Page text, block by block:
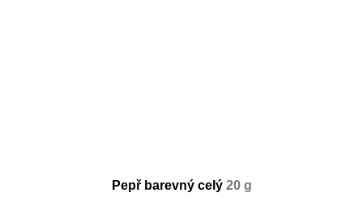
Pepř barevný celý 20 g